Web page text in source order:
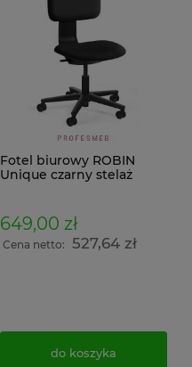
Fotel biurowy ROBIN
Unique czarny stelaż
nachylenie oparcia
649,00 zł
Cena netto: 527,64 zł
do koszyka